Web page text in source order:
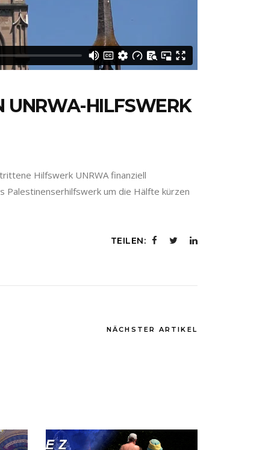
UNRWA-HILFSWERK
Hilfswerk UNRWA finanziell
Palestinenserhilfswerk um die Hälfte kürzen
TEILEN:
NÄCHSTER ARTIKEL